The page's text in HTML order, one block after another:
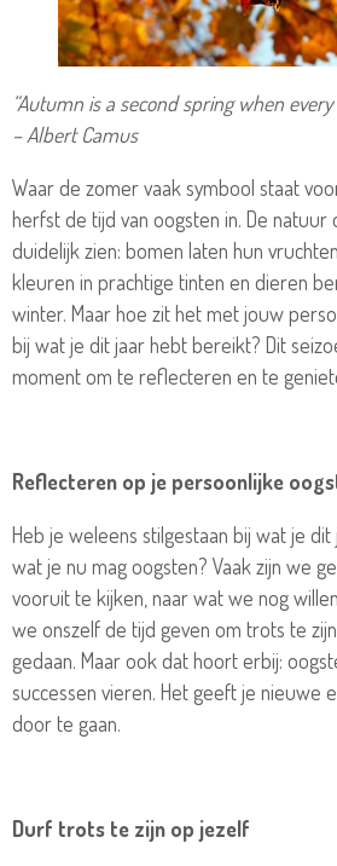
“Autumn is a second spring when
– Albert Camus
Waar de zomer vaak symbool staat
herfst de tijd van oogsten in. De natuur
duidelijk zien: bomen laten hun
kleuren in prachtige tinten en dieren
winter. Maar hoe zit het met jouw
bij wat je dit jaar hebt bereikt? Dit
moment om te reflecteren en te
Reflecteren op je persoonlijke
Heb je weleens stilgestaan bij wat je
wat je nu mag oogsten? Vaak zijn we
vooruit te kijken, naar wat we nog
we onszelf de tijd geven om trots te
gedaan. Maar ook dat hoort erbij:
successen vieren. Het geeft je nieuwe
door te gaan.
Durf trots te zijn op jezelf